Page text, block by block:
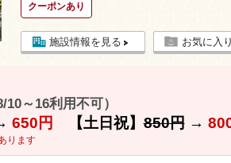
クーポンあり
施設情報を見る お気に入
～16利用不可）
650円 【土日祝】850円→
ります